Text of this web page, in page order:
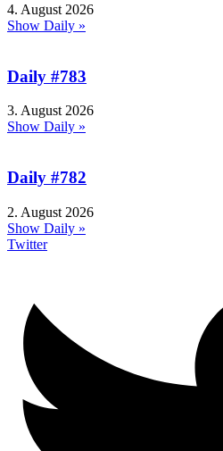
4. August 2026
Show Daily »
Daily #783
3. August 2026
Show Daily »
Daily #782
2. August 2026
Show Daily »
Twitter